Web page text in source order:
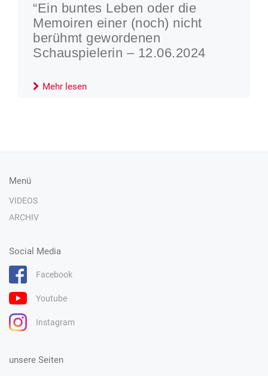
“Ein buntes Leben oder die
Memoiren einer (noch) nicht
berühmt gewordenen
Schauspielerin – 12.06.2024
Mehr lesen
Menü
VIDEOS
ARCHIV
Social Media
Facebook
Youtube
Instagram
unsere Seiten